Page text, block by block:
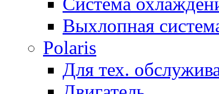
Выхлопная
Polaris
Для тех.